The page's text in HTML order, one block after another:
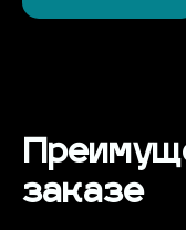
заказе